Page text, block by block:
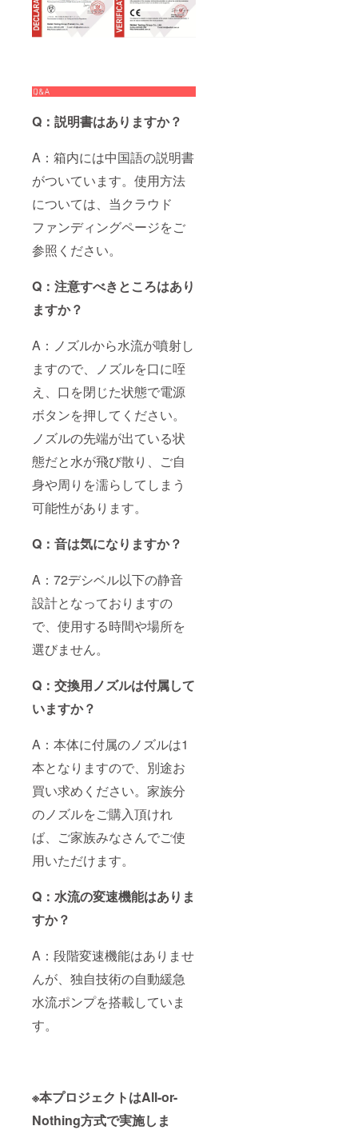
Q：説明書はありますか？
A：箱内には中国語の説明書
がついています。使用方法
については、当クラウド
ファンディングページをご
参照ください。
Q：注意すべきところはあり
ますか？
A：ノズルから水流が噴射し
ますので、ノズルを口に咥
え、口を閉じた状態で電源
ボタンを押してください。
ノズルの先端が出ている状
態だと水が飛び散り、ご自
身や周りを濡らしてしまう
可能性があります。
Q：音は気になりますか？
A：72デシベル以下の静音
設計となっておりますの
で、使用する時間や場所を
選びません。
Q：交換用ノズルは付属して
いますか？
A：本体に付属のノズルは1
本となりますので、別途お
買い求めください。家族分
のノズルをご購入頂けれ
ば、ご家族みなさんでご使
用いただけます。
Q：水流の変速機能はありま
すか？
A：段階変速機能はありませ
んが、独自技術の自動緩急
水流ポンプを搭載していま
す。
※本プロジェクトはAll-or-
Nothing方式で実施しま